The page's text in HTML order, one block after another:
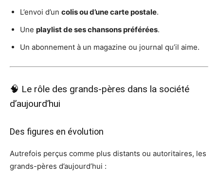
L’envoi d’un colis ou d’une carte postale.
Une playlist de ses chansons préférées.
Un abonnement à un magazine ou journal qu’il aime.
🧠 Le rôle des grands-pères dans la société
d’aujourd’hui
Des figures en évolution
Autrefois perçus comme plus distants ou autoritaires, les
grands-pères d’aujourd’hui :